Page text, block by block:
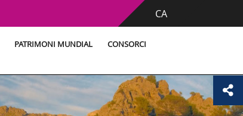
CA
PATRIMONI MUNDIAL CONSORCI